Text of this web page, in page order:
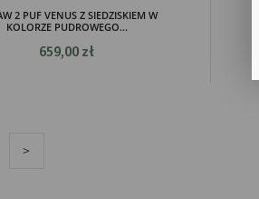
2 PUF VENUS Z SIEDZISKIEM W
KOLORZE PUDROWEGO...
659,00 zł
>